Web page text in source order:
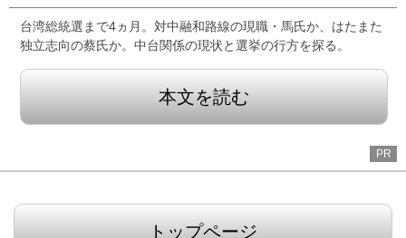
台湾総統選まで4ヵ月。対中融和路線の現職・馬氏か、はたまた
独立志向の蔡氏か。中台関係の現状と選挙の行方を探る。
本文を読む
PR
トップページ